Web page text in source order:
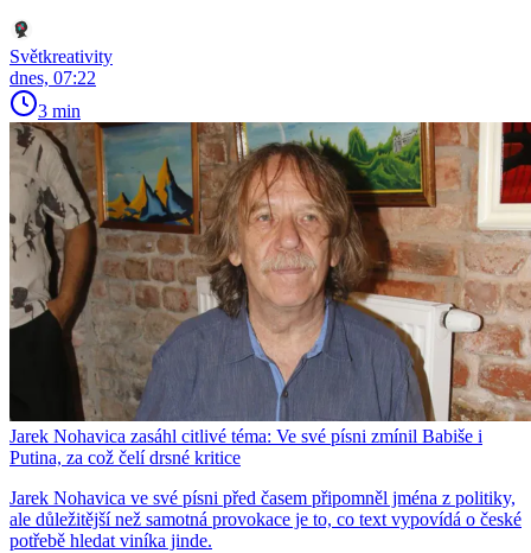
Světkreativity
dnes, 07:22
3 min
Jarek Nohavica zasáhl citlivé téma: Ve své písni zmínil Babiše i
Putina, za což čelí drsné kritice
Jarek Nohavica ve své písni před časem připomněl jména z politiky,
ale důležitější než samotná provokace je to, co text vypovídá o české
potřebě hledat viníka jinde.